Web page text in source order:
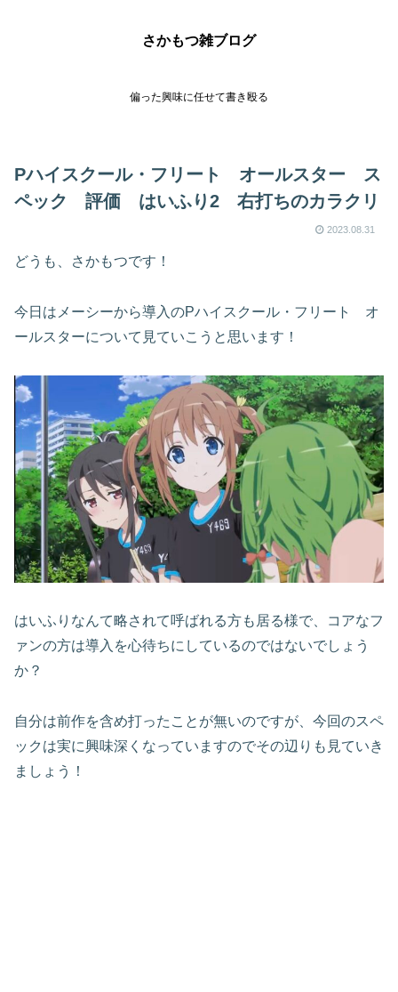
さかもつ雑ブログ
偏った興味に任せて書き殴る
Pハイスクール・フリート オールスター ス
ペック 評価 はいふり2 右打ちのカラクリ
2023.08.31
どうも、さかもつです！
今日はメーシーから導入のPハイスクール・フリート オ
ールスターについて見ていこうと思います！
はいふりなんて略されて呼ばれる方も居る様で、コアなフ
ァンの方は導入を心待ちにしているのではないでしょう
か？
自分は前作を含め打ったことが無いのですが、今回のスペ
ックは実に興味深くなっていますのでその辺りも見ていき
ましょう！